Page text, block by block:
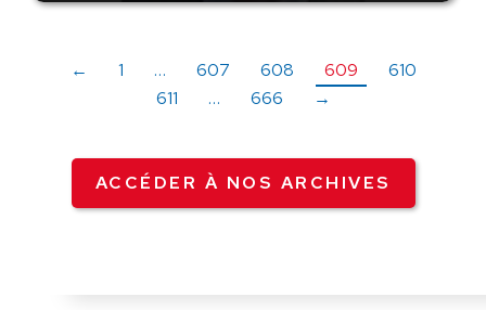
← 1 … 607 608 609
610
611
… 666 →
ACCÉDER À NOS ARCHIVES